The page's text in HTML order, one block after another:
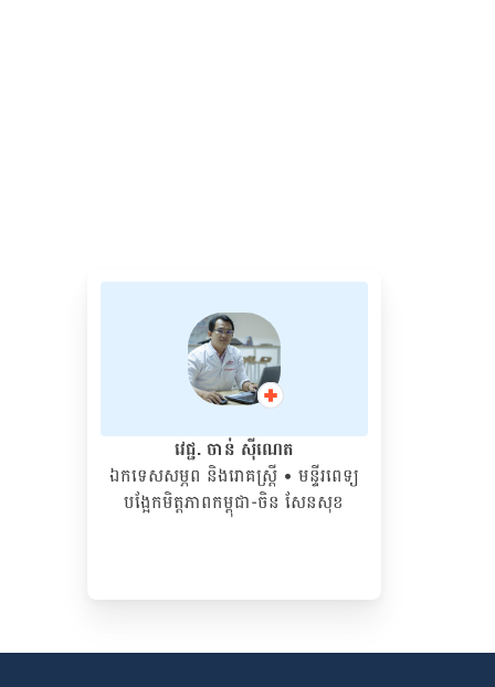
វេជ្ជ. ចាន់ ស៊ីណេត
ឯកទេសសម្ភព និងរោគស្ត្រី• ម​ន្ទីរពេទ្យ
បង្អែកមិត្តភាពកម្ពុជា-ចិន សែនសុខ